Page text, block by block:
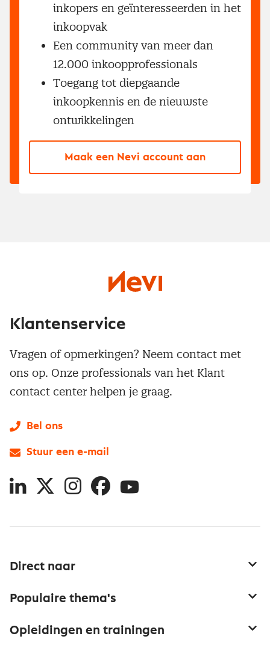
inkopers en geïnteresseerden in het
inkoopvak
Een community van meer dan
12.000 inkoopprofessionals
Toegang tot diepgaande
inkoopkennis en de nieuwste
ontwikkelingen
Maak een Nevi account aan
Direct naar
Netwerk en communities
Populaire thema's
Opleidingen en trainingen
Klantenservice
Vragen of opmerkingen? Neem contact met
ons op. Onze professionals van het Klant
contact center helpen je graag.
Bel ons
Stuur een e-mail
LinkedIn
X InstagramFacebookYouTube